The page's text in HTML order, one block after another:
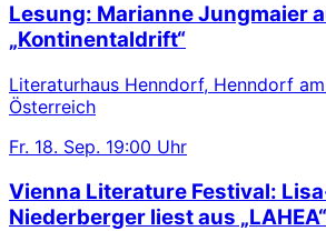
Lesung: Marianne Jungmaier
„Kontinentaldrift“
Literaturhaus Henndorf, Henndorf
Österreich
Fr. 18. Sep. 19:00 Uhr
Vienna Literature Festival:
Niederberger liest aus „LAHEA“